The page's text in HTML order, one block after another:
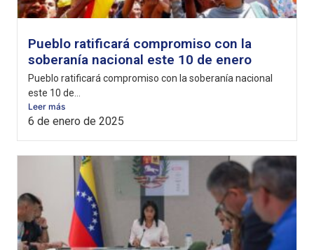
Pueblo ratificará compromiso con la
soberanía nacional este 10 de enero
Pueblo ratificará compromiso con la soberanía nacional
este 10 de...
Leer más
6 de enero de 2025